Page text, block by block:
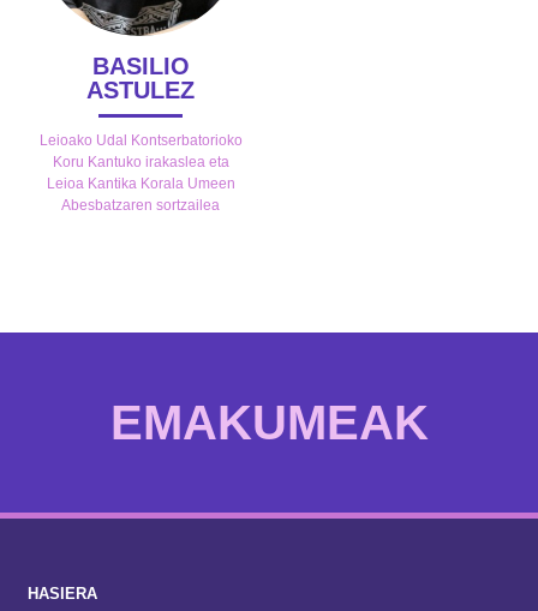
BASILIO
ASTULEZ
Leioako Udal Kontserbatorioko
Koru Kantuko irakaslea eta
Leioa Kantika Korala Umeen
Abesbatzaren sortzailea
EMAKUMEAK
HASIERA